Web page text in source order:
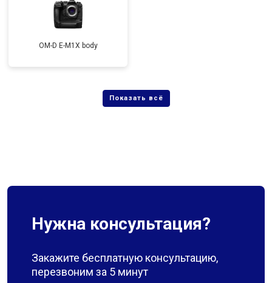
OM-D E-M1X body
Нужна консультация?
Закажите бесплатную консультацию,
перезвоним за 5 минут